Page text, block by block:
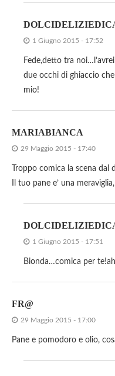
1 Giugno 2015 - 17:52
Fede,detto tra
due occhi di ghiaccio
mio!
MARIABIANCA
29 Maggio 2015 - 17:40
Troppo comica la scena
Il tuo pane e’ una
1 Giugno 2015 - 17:51
Bionda…comica per
FR@
29 Maggio 2015 - 17:00
Pane e pomodoro e olio,